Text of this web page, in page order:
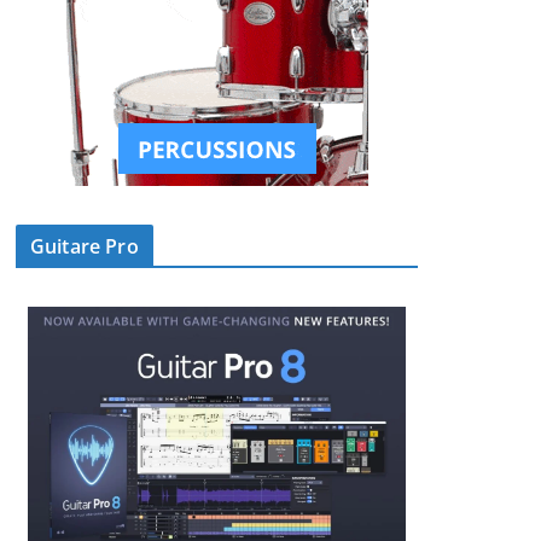
Guitare Pro